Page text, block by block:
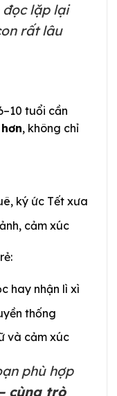
đọc lặp lại
rất lâu
tuổi cần
, không chỉ
ký ức Tết xưa
cảm xúc
hay nhận lì xì
thống
và cảm xúc
phù hợp
cùng trò